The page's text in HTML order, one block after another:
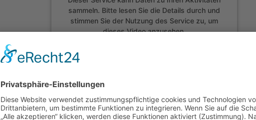
sammeln. Bitte lesen Sie die Details durch und
stimmen Sie der Nutzung des Service zu, um
dieses Video anzusehen.
powered byUsercentrics Consent Management
Platform& eRecht24